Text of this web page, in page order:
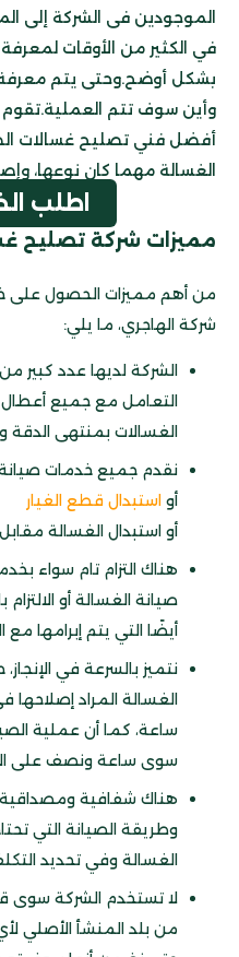
الموجودين فى الشركة إلى
في الكثير من الأوقات
بشكل أوضح.وحتى يتم معرفة
وأين سوف تتم العملية.تقوم
أفضل فني تصليح غسالات
الغسالة مهما كان نوعها،
اطلب
مميزات شركة تصليح
من أهم مميزات الحصول على
شركة الهاجري، ما يلي:
الشركة لديها عدد كبير
التعامل مع جميع أعطال
الغسالات بمنتهى الدقة
نقدم جميع خدمات صيانة
أو استبدال قطع الغيار
أو استبدال الغسالة
هناك التزام تام سواء
صيانة الغسالة أو الالتزام
أيضًا التي يتم إبرامها مع
نتميز بالسرعة في
الغسالة المراد
ساعة، كما أن عملية
سوى ساعة ونصف على
هناك شفافية
وطريقة الصيانة التي
الغسالة وفي تحديد
لا تستخدم الشركة سوى
من بلد المنشأ الأصلي